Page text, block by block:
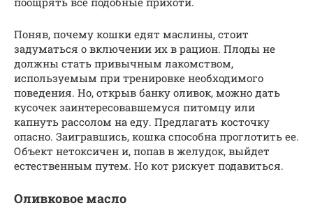
Поняв, почему кошки едят маслины, стоит
задуматься о включении их в рацион. Плоды не
должны стать привычным лакомством,
используемым при тренировке необходимого
поведения. Но, открыв банку оливок, можно дать
кусочек заинтересовавшемуся питомцу или
капнуть рассолом на еду. Предлагать косточку
опасно. Заигравшись, кошка способна проглотить ее.
Объект нетоксичен и, попав в желудок, выйдет
естественным путем. Но кот рискует подавиться.
Оливковое масло